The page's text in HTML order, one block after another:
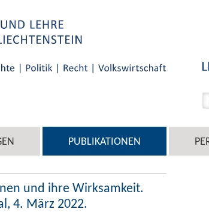
PUBLIKATIONEN
und ihre Wirksamkeit.
4. März 2022.